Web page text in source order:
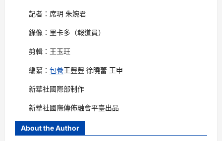
記者：席玥 朱婉君
錄像：里卡多（報道員）
剪輯：王玉玨
編纂： 包養王豐豐 徐曉蕾 王申
新華社國際部制作
新華社國際傳佈融會平臺出品
About the Author